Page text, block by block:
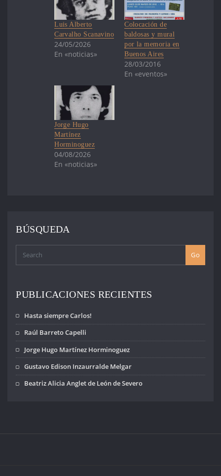
Luis Alberto
Carvalho Scanavino
24/05/2026
En «noticias»
Colocación de
baldosas y mural
por la memoria en
Buenos Aires
28/03/2016
En «eventos»
Jorge Hugo
Martínez
Horminoguez
04/08/2026
En «noticias»
BÚSQUEDA
Go
PUBLICACIONES RECIENTES
Hasta siempre Carlos!
Raúl Barreto Capelli
Jorge Hugo Martínez Horminoguez
Gustavo Edison Inzaurralde Melgar
Beatriz Alicia Anglet de León de Severo